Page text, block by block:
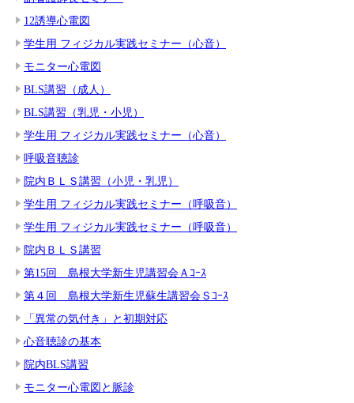
12誘導心電図
学生用 フィジカル実践セミナー（心音）
モニター心電図
BLS講習（成人）
BLS講習（乳児・小児）
学生用 フィジカル実践セミナー（心音）
呼吸音聴診
院内ＢＬＳ講習（小児・乳児）
学生用 フィジカル実践セミナー（呼吸音）
学生用 フィジカル実践セミナー（呼吸音）
院内ＢＬＳ講習
第15回 島根大学新生児講習会Ａｺｰｽ
第４回 島根大学新生児蘇生講習会Ｓｺｰｽ
「異常の気付き」と初期対応
心音聴診の基本
院内BLS講習
モニター心電図と脈診